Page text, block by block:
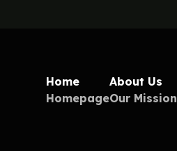
Home
Homepage
About Us
Our Mission